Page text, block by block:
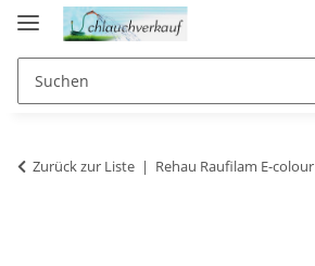
Zurück zur Liste Rehau Raufilam E-colour